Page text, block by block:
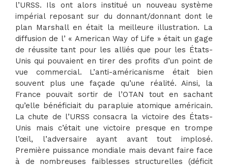
l’URSS. Ils ont alors institué un nouveau système
impérial reposant sur du donnant/donnant dont le
plan Marshall en était la meilleure illustration. La
diffusion de l’ « American Way of Life » était un gage
de réussite tant pour les alliés que pour les États-
Unis qui pouvaient en tirer des profits d’un point de
vue commercial. L’anti-américanisme était bien
souvent plus une façade qu’une réalité. Ainsi, la
France pouvait sortir de l’OTAN tout en sachant
qu’elle bénéficiait du parapluie atomique américain.
La chute de l’URSS consacra la victoire des États-
Unis mais c’était une victoire presque en trompe
l’œil, l’adversaire ayant avant tout implosé.
Première puissance mondiale mais devant faire face
à de nombreuses faiblesses structurelles (déficit